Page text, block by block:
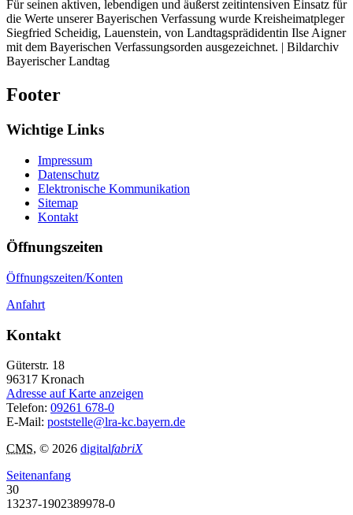
Für seinen aktiven, lebendigen und äußerst zeitintensiven Einsatz für
die Werte unserer Bayerischen Verfassung wurde Kreisheimatpleger
Siegfried Scheidig, Lauenstein, von Landtagsprädidentin Ilse Aigner
mit dem Bayerischen Verfassungsorden ausgezeichnet. | Bildarchiv
Bayerischer Landtag
Footer
Wichtige Links
Impressum
Datenschutz
Elektronische Kommunikation
Sitemap
Kontakt
Öffnungszeiten
Öffnungszeiten/Konten
Anfahrt
Kontakt
Güterstr. 18
96317 Kronach
Adresse auf Karte anzeigen
Telefon: 09261 678-0
E-Mail: poststelle@lra-kc.bayern.de
CMS, © 2026 digitalfabriX
Seitenanfang
30
13237-1902389978-0